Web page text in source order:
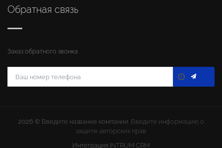
Обратная связь
Заказ обратного звонка
2026 © Введите название компании. Введите информацию о
защите авторских прав
Интеграция INTRUM CRM